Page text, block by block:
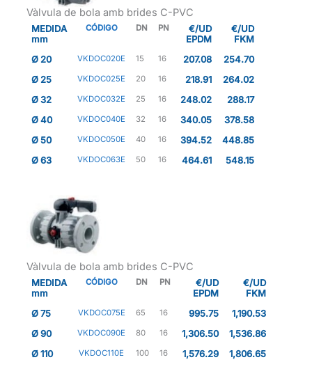
Vàlvula de bola amb brides C-PVC
MEDIDA
mm
CÓDIGO DN PN
€/UD
EPDM
€/UD
FKM
Ø 20
VKDOC020E 15 16 207.08
254.70
Ø 25
VKDOC025E 20 16 218.91
264.02
Ø 32
VKDOC032E 25 16 248.02
288.17
Ø 40
VKDOC040E 32 16 340.05
378.58
Ø 50
VKDOC050E 40 16 394.52
448.85
Ø 63
VKDOC063E 50 16 464.61 548.15
Vàlvula de bola amb brides C-PVC
MEDIDA
mm
CÓDIGO DN PN
€/UD
EPDM
€/UD
FKM
Ø 75
VKDOC075E 65 16 995.75
1,190.53
Ø 90
VKDOC090E 80 16 1,306.50
1,536.86
Ø 110
VKDOC110E 100 16 1,576.29 1,806.65